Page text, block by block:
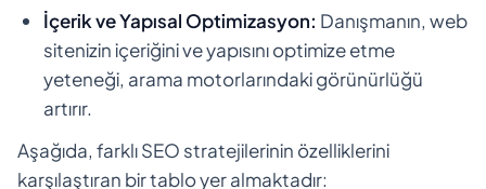
İçerik ve Yapısal Optimizasyon: Danışmanın, web
sitenizin içeriğini ve yapısını optimize etme
yeteneği, arama motorlarındaki görünürlüğü
artırır.
Aşağıda, farklı SEO stratejilerinin özelliklerini
karşılaştıran bir tablo yer almaktadır: